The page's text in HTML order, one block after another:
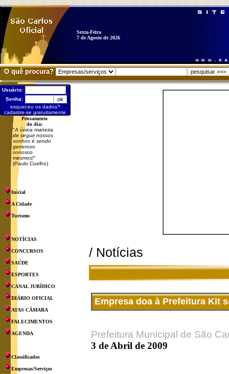
Sexta-Feira
7 de Agosto de 2026
O quê procura?
Usuário:
Senha:
esqueceu os dados?
cadastre-se gratuitamente
Pensamento
do dia:
"A única maneira
de seguir nossos
sonhos é sendo
generoso
conosco
mesmos!"
(Paulo Coelho)
Inicial
A Cidade
Turismo
NOTÍCIAS
CONCURSOS
SAÚDE
ESPORTES
CANAL JURÍDICO
DIÁRIO OFICIAL
ATAS CÂMARA
FALECIMENTOS
AGENDA
Classificados
Empresas/Serviços
/ Notícias
Empresa doa à Prefeitura Kit
Prefeitura Municipal de São
3 de Abril de 2009